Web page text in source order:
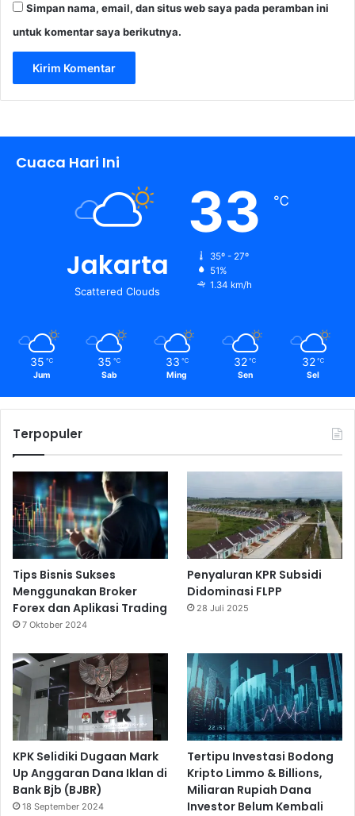
Simpan nama, email, dan situs web saya pada peramban ini
untuk komentar saya berikutnya.
Cuaca Hari Ini
Jakarta
Scattered Clouds
33 ℃
35º - 27º
51%
1.34 km/h
35 ℃
Jum
35 ℃
Sab
33 ℃
Ming
32 ℃
Sen
32 ℃
Sel
Terpopuler
Tips Bisnis Sukses
Menggunakan Broker
Forex dan Aplikasi Trading
7 Oktober 2024
Penyaluran KPR Subsidi
Didominasi FLPP
28 Juli 2025
KPK Selidiki Dugaan Mark
Up Anggaran Dana Iklan di
Bank Bjb (BJBR)
18 September 2024
Tertipu Investasi Bodong
Kripto Limmo & Billions,
Miliaran Rupiah Dana
Investor Belum Kembali